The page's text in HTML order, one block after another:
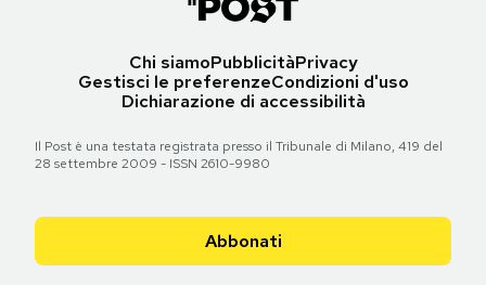
Chi siamoPubblicitàPrivacy
Gestisci le preferenzeCondizioni d'uso
Dichiarazione di accessibilità
Il Post è una testata registrata presso il Tribunale di Milano, 419 del
28 settembre 2009 - ISSN 2610-9980
Abbonati